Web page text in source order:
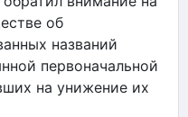
об
названий
первоначальной
на унижение их